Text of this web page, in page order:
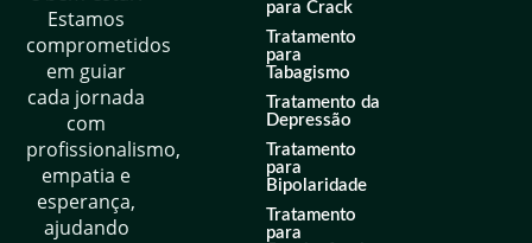
Estamos
comprometidos
em guiar
cada jornada
com
profissionalismo,
empatia e
esperança,
ajudando
para Crack
Tratamento
para
Tabagismo
Tratamento da
Depressão
Tratamento
para
Bipolaridade
Tratamento
para